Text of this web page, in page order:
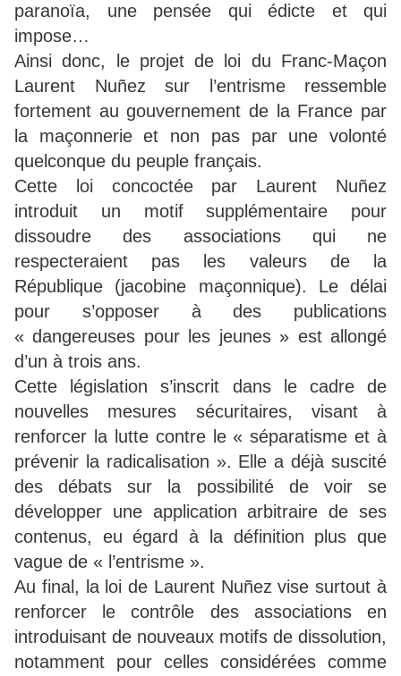
paranoïa, une pensée qui édicte et qui
impose…
Ainsi donc, le projet de loi du Franc-Maçon
Laurent Nuñez sur l’entrisme ressemble
fortement au gouvernement de la France par
la maçonnerie et non pas par une volonté
quelconque du peuple français.
Cette loi concoctée par Laurent Nuñez
introduit un motif supplémentaire pour
dissoudre des associations qui ne
respecteraient pas les valeurs de la
République (jacobine maçonnique). Le délai
pour s’opposer à des publications
« dangereuses pour les jeunes » est allongé
d’un à trois ans.
Cette législation s’inscrit dans le cadre de
nouvelles mesures sécuritaires, visant à
renforcer la lutte contre le « séparatisme et à
prévenir la radicalisation ». Elle a déjà suscité
des débats sur la possibilité de voir se
développer une application arbitraire de ses
contenus, eu égard à la définition plus que
vague de « l’entrisme ».
Au final, la loi de Laurent Nuñez vise surtout à
renforcer le contrôle des associations en
introduisant de nouveaux motifs de dissolution,
notamment pour celles considérées comme